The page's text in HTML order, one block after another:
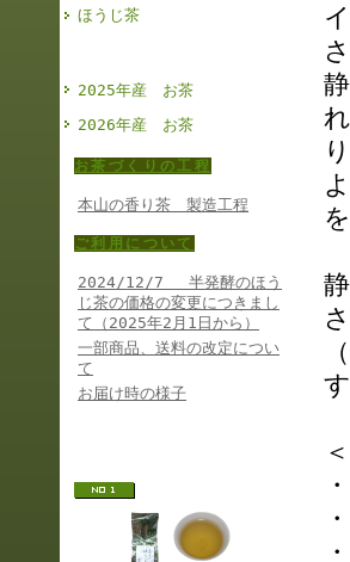
ほうじ茶
2025年産 お茶
2026年産 お茶
お茶づくりの工程
本山の香り茶 製造工程
ご利用について
2024/12/7 半発酵のほう
じ茶の価格の変更につきまし
て（2025年2月1日から）
一部商品、送料の改定につい
て
お届け時の様子